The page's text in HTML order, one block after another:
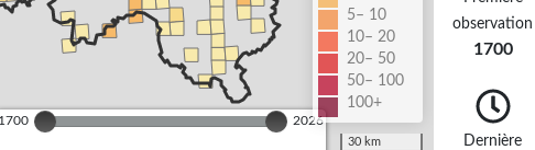
1700 2026
5– 10
10– 20
20– 50
50– 100
100+
30 km
observation
1700
Dernière